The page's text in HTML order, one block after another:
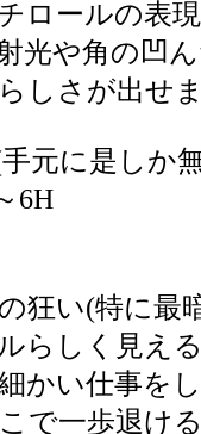
ロールの表
光や角の凹
しさが出せ
元に是しか
6H
狂い(特に最
らしく見え
かい仕事を
で一歩退け